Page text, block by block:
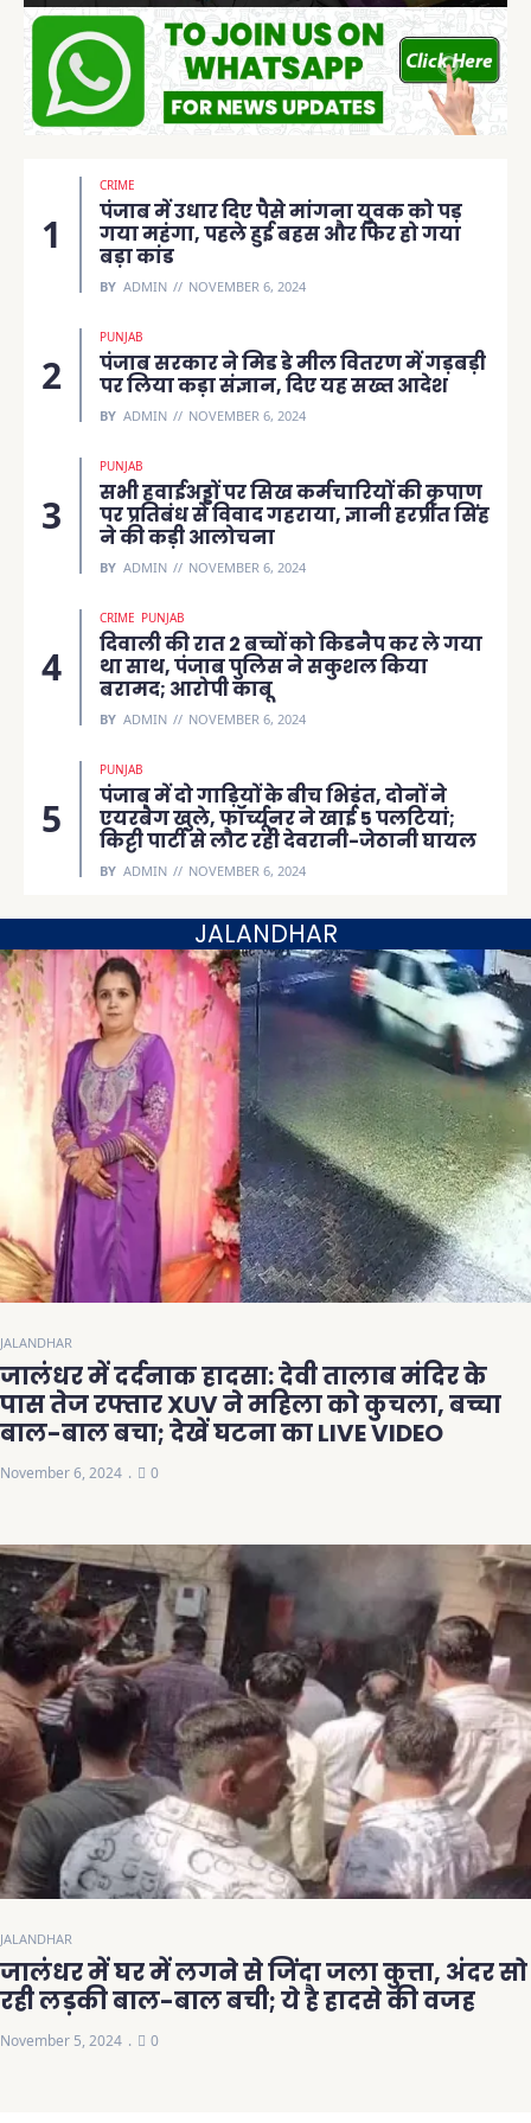
CRIME
पंजाब में उधार दिए पैसे मांगना युवक को पड़
गया महंगा, पहले हुई बहस और फिर हो गया
बड़ा कांड
BY ADMIN NOVEMBER 6, 2024
PUNJAB
पंजाब सरकार ने मिड डे मील वितरण में गड़बड़ी
पर लिया कड़ा संज्ञान, दिए यह सख्त आदेश
BY ADMIN NOVEMBER 6, 2024
PUNJAB
सभी हवाईअड्डों पर सिख कर्मचारियों की कृपाण
पर प्रतिबंध से विवाद गहराया, ज्ञानी हरप्रीत सिंह
ने की कड़ी आलोचना
BY ADMIN NOVEMBER 6, 2024
CRIME PUNJAB
दिवाली की रात 2 बच्चों को किडनैप कर ले गया
था साथ, पंजाब पुलिस ने सकुशल किया
बरामद; आरोपी काबू
BY ADMIN NOVEMBER 6, 2024
PUNJAB
पंजाब में दो गाड़ियों के बीच भिड़ंत, दोनों ने
एयरबैग खुले, फॉर्च्यूनर ने खाई 5 पलटियां;
किट्टी पार्टी से लौट रही देवरानी-जेठानी घायल
BY ADMIN NOVEMBER 6, 2024
JALANDHAR
JALANDHAR
जालंधर में दर्दनाक हादसा: देवी तालाब मंदिर के
पास तेज रफ्तार XUV ने महिला को कुचला, बच्चा
बाल-बाल बचा; देखें घटना का LIVE VIDEO
November 6, 2024 0
JALANDHAR
जालंधर में घर में लगने से जिंदा जला कुत्ता, अंदर सो
रही लड़की बाल-बाल बची; ये है हादसे की वजह
November 5, 2024 0